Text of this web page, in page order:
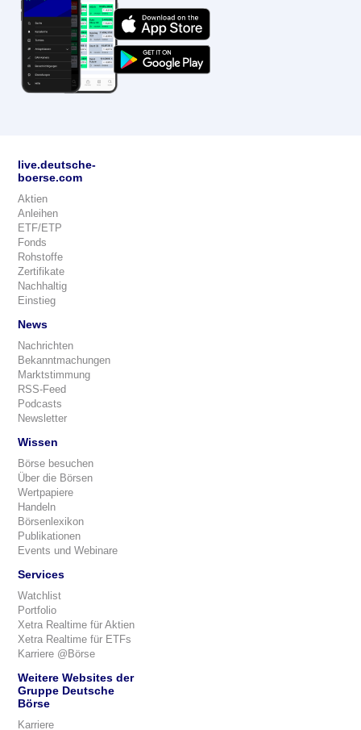
live.deutsche-
boerse.com
Aktien
Anleihen
ETF/ETP
Fonds
Rohstoffe
Zertifikate
Nachhaltig
Einstieg
News
Nachrichten
Bekanntmachungen
Marktstimmung
RSS-Feed
Podcasts
Newsletter
Wissen
Börse besuchen
Über die Börsen
Wertpapiere
Handeln
Börsenlexikon
Publikationen
Events und Webinare
Services
Watchlist
Portfolio
Xetra Realtime für Aktien
Xetra Realtime für ETFs
Karriere @Börse
Weitere Websites der
Gruppe Deutsche
Börse
Karriere